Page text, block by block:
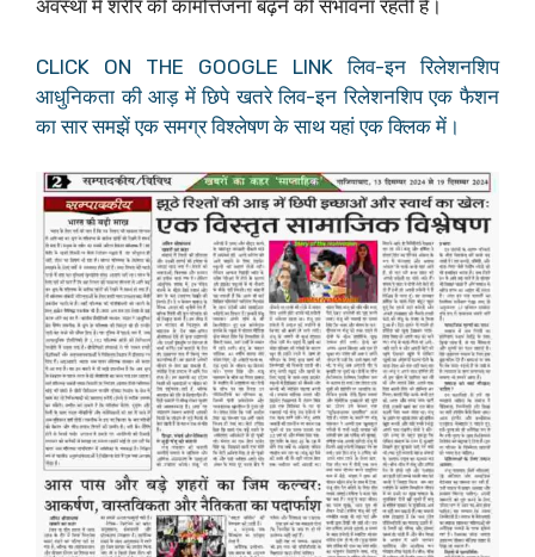
अवस्था में शरीर की कामोत्तेजना बढ़ने की संभावना रहती है।
CLICK ON THE GOOGLE LINK लिव-इन रिलेशनशिप
आधुनिकता की आड़ में छिपे खतरे लिव-इन रिलेशनशिप एक फैशन
का सार समझें एक समग्र विश्लेषण के साथ यहां एक क्लिक में।